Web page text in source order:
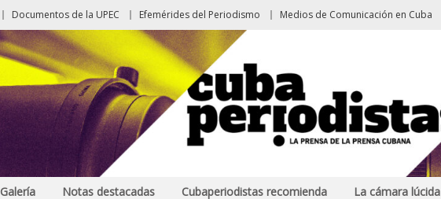
Documentos de la UPEC Efemérides del Periodismo Medios de Comunicación en Cuba
Galería Notas destacadas Cubaperiodistas recomienda La cámara lúcida